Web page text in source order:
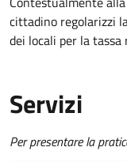
cittadino regolarizzi
dei locali per la
Servizi
Per presentare la